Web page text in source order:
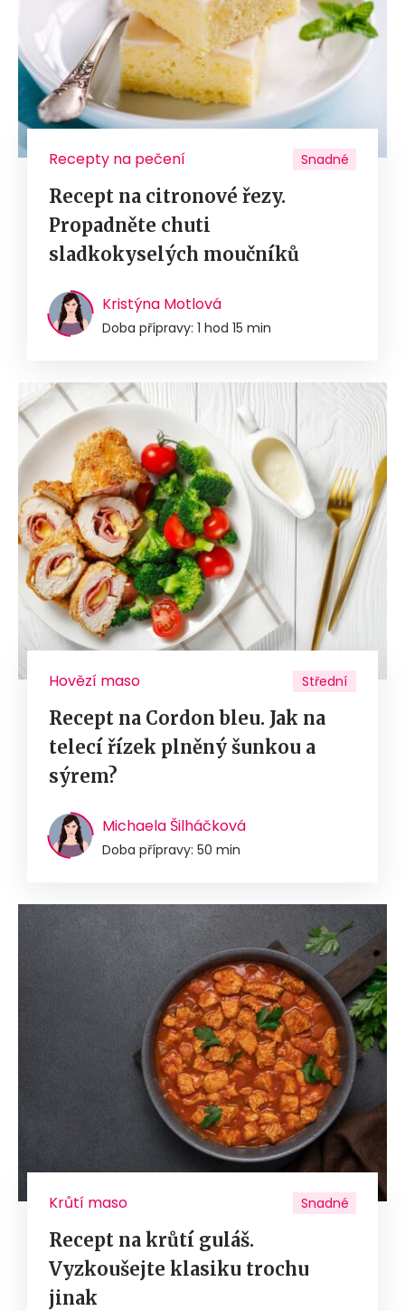
Recepty na pečení Snadné
Recept na citronové řezy.
Propadněte chuti
sladkokyselých moučníků
Kristýna Motlová
Doba přípravy: 1 hod 15 min
Hovězí maso Střední
Recept na Cordon bleu. Jak na
telecí řízek plněný šunkou a
sýrem?
Michaela Šilháčková
Doba přípravy: 50 min
Krůtí maso Snadné
Recept na krůtí guláš.
Vyzkoušejte klasiku trochu
jinak